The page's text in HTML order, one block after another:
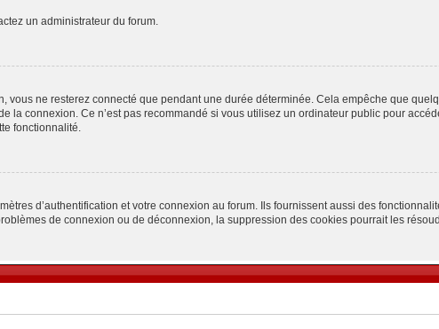
un administrateur du forum.
vous ne resterez connecté que pendant une durée déterminée. Cela empêche que
la connexion. Ce n’est pas recommandé si vous utilisez un ordinateur public pour
fonctionnalité.
d’authentification et votre connexion au forum. Ils fournissent aussi des
de connexion ou de déconnexion, la suppression des cookies pourrait les